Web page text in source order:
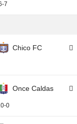
7
Chico FC
Once Caldas
0